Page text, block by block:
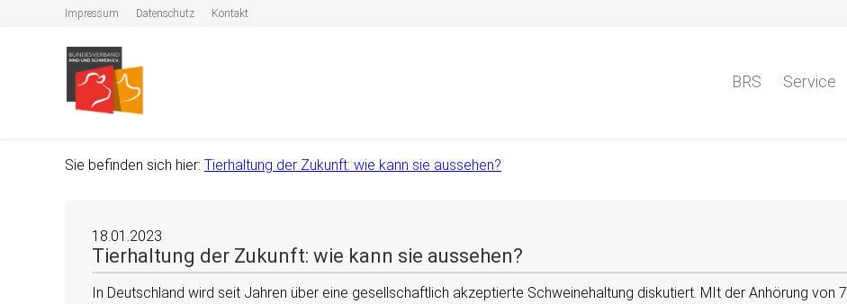
Impressum Datenschutz Kontakt
BRS Service
Sie befinden sich hier: Tierhaltung der Zukunft: wie kann sie aussehen?
18.01.2023
Tierhaltung der Zukunft: wie kann sie aussehen?
In Deutschland wird seit Jahren über eine gesellschaftlich akzeptierte Schweinehaltung diskutiert. MIt der Anhörung von 7